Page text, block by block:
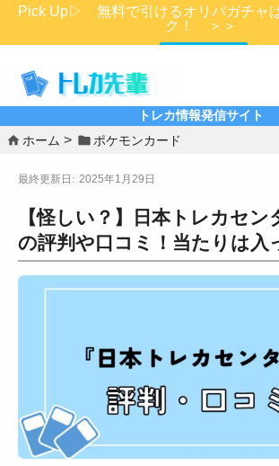
Pick Up▷ 無料で引けるオリパガチャ
ク！ ＞＞
トレカ情報発信サイト
ホーム ポケモンカード
2025年1月29日
【怪しい？】日本トレカセン
の評判や口コミ！当たりは入